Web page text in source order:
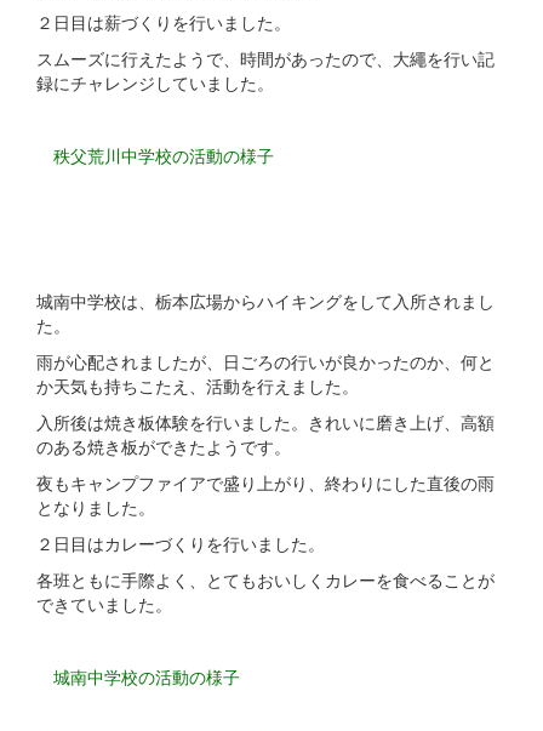
２日目は薪づくりを行いました。
スムーズに行えたようで、時間があったので、大繩を行い記
録にチャレンジしていました。
秩父荒川中学校の活動の様子
城南中学校は、栃本広場からハイキングをして入所されまし
た。
雨が心配されましたが、日ごろの行いが良かったのか、何と
か天気も持ちこたえ、活動を行えました。
入所後は焼き板体験を行いました。きれいに磨き上げ、高額
のある焼き板ができたようです。
夜もキャンプファイアで盛り上がり、終わりにした直後の雨
となりました。
２日目はカレーづくりを行いました。
各班ともに手際よく、とてもおいしくカレーを食べることが
できていました。
城南中学校の活動の様子